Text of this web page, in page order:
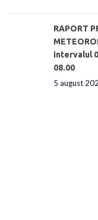
RAPORT
intervalul
08.00
5 august